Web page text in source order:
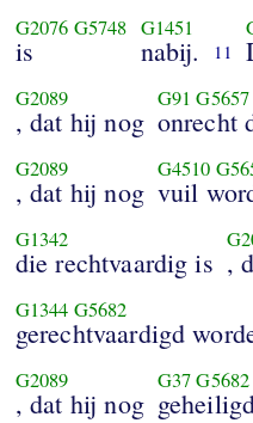
G2076 G5748
is
G1451
nabij. 11
G2089
, dat hij nog
G91 G5657
onrecht
G2089
, dat hij nog
G4510
vuil
G1342
die rechtvaardig is ,
G1344 G5682
gerechtvaardigd
G2089
, dat hij nog
G37 G5682